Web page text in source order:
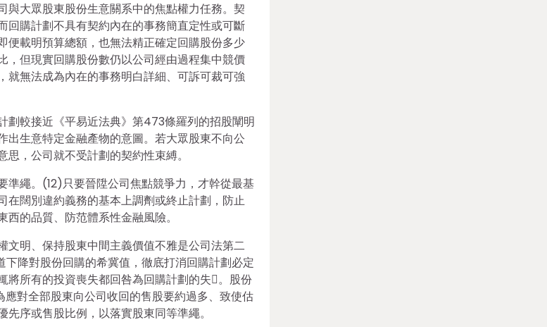
大眾股東股份生意關系中的焦點權力任務。契
回購計劃不具有契約內在的事務簡直定性或可斷
便載明預算總額，也無法精正確定回購股份多少
，但現實回購股份數仍以公司經由過程集中競價
就無法成為內在的事務明白詳細、可訴可裁可強
劃較接近《平易近法典》第473條羅列的招股闡明
生意特定金融產物的意圖。若大眾股東不向公
，公司就不受計劃的契約性束縛。
繩。(12)只要晉陞公司焦點競爭力，才幹從最基
在闊別違約義務的基本上調劑或終止計劃，防止
的品質、防范體系性金融風險。
明、保持股東中間主義價值不雅是公司法第二
降對股份回購的希冀值，徹底打消回購計劃必定
將所有的投資喪失都回咎為回購計劃的失。股份
對全部股東向公司收回的售股要約過多、致使估
序或售股比例，以落實股東同等準繩。